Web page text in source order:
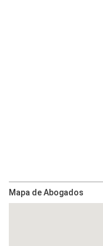
Mapa de Abogados